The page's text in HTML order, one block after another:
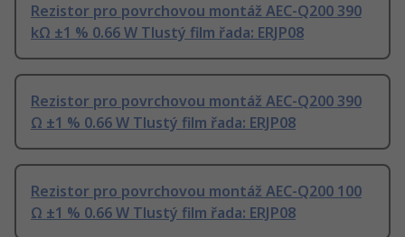
Rezistor pro povrchovou montáž AEC-Q200 390
kΩ ±1 % 0.66 W Tlustý film řada: ERJP08
Rezistor pro povrchovou montáž AEC-Q200 390
Ω ±1 % 0.66 W Tlustý film řada: ERJP08
Rezistor pro povrchovou montáž AEC-Q200 100
Ω ±1 % 0.66 W Tlustý film řada: ERJP08